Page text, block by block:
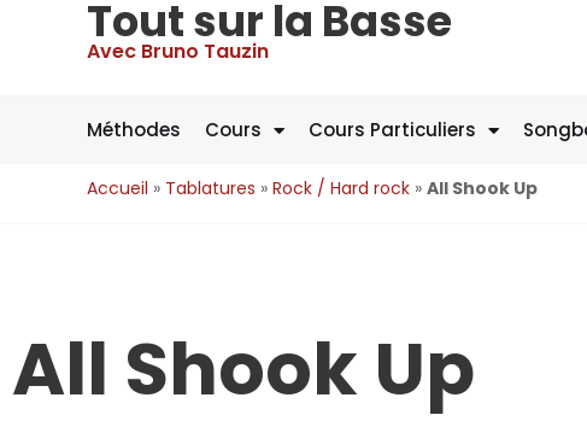
Tout sur la Basse
Avec Bruno Tauzin
Méthodes Cours Cours Particuliers
Accueil » Tablatures » Rock / Hard rock » All Shook Up
All Shook Up